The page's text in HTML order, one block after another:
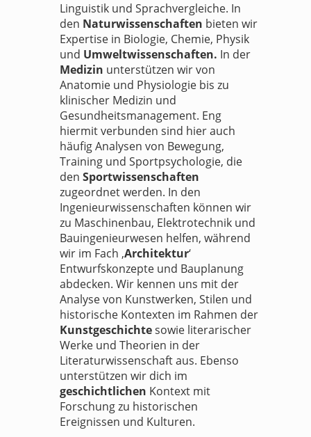
Linguistik und Sprachvergleiche. In
den Naturwissenschaften bieten wir
Expertise in Biologie, Chemie, Physik
und Umweltwissenschaften. In der
Medizin unterstützen wir von
Anatomie und Physiologie bis zu
klinischer Medizin und
Gesundheitsmanagement. Eng
hiermit verbunden sind hier auch
häufig Analysen von Bewegung,
Training und Sportpsychologie, die
den Sportwissenschaften
zugeordnet werden. In den
Ingenieurwissenschaften können wir
zu Maschinenbau, Elektrotechnik und
Bauingenieurwesen helfen, während
wir im Fach ‚Architektur‘
Entwurfskonzepte und Bauplanung
abdecken. Wir kennen uns mit der
Analyse von Kunstwerken, Stilen und
historische Kontexten im Rahmen der
Kunstgeschichtesowie literarischer
Werke und Theorien in der
Literaturwissenschaft aus. Ebenso
unterstützen wir dich im
geschichtlichen Kontext mit
Forschung zu historischen
Ereignissen und Kulturen.